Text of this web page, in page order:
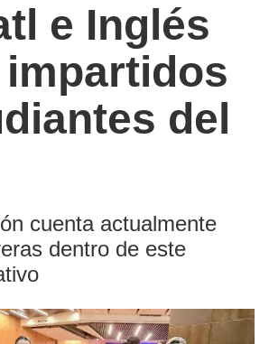
e Inglés
del
cuenta actualmente
dentro de este